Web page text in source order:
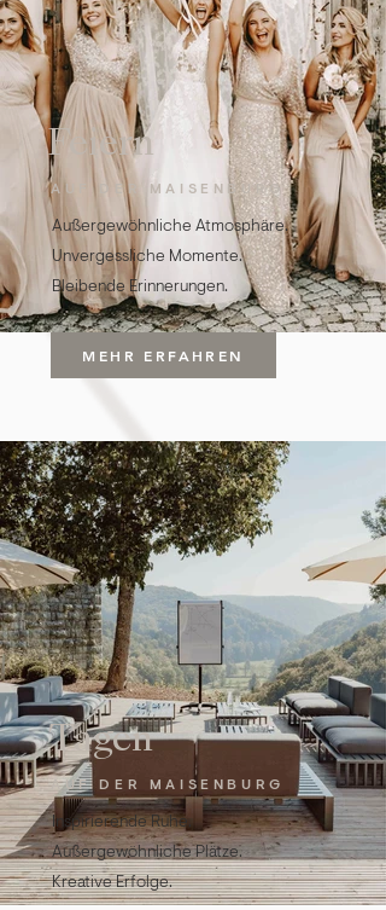
Feiern
AUF DER MAISENBURG
Außergewöhnliche Atmosphäre.
Unvergessliche Momente.
Bleibende Erinnerungen.
MEHR ERFAHREN
Tagen
AUF DER MAISENBURG
Inspirierende Ruhe.
Außergewöhnliche Plätze.
Kreative Erfolge.